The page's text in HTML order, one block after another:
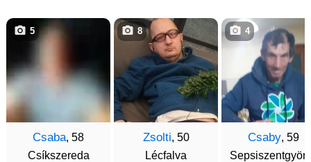
Csaba, 58
Csíkszereda
5
Zsolti, 50
Lécfalva
8
Csaby, 59
4